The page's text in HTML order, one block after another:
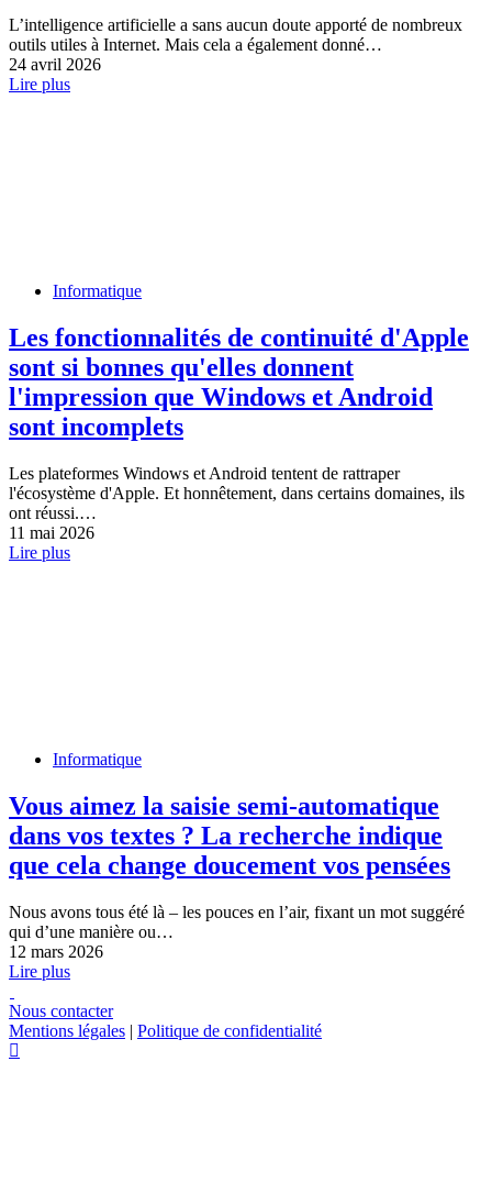
L’intelligence artificielle a sans aucun doute apporté de nombreux
outils utiles à Internet. Mais cela a également donné…
24 avril 2026
Lire plus
Informatique
Les fonctionnalités de continuité d'Apple
sont si bonnes qu'elles donnent
l'impression que Windows et Android
sont incomplets
Les plateformes Windows et Android tentent de rattraper
l'écosystème d'Apple. Et honnêtement, dans certains domaines, ils
ont réussi.…
11 mai 2026
Lire plus
Informatique
Vous aimez la saisie semi-automatique
dans vos textes ? La recherche indique
que cela change doucement vos pensées
Nous avons tous été là – les pouces en l’air, fixant un mot suggéré
qui d’une manière ou…
12 mars 2026
Lire plus
Nous contacter
Mentions légales | Politique de confidentialité